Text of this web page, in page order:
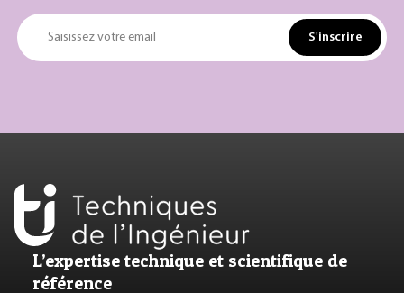
Saisissez votre email S'inscrire
L’expertise technique et scientifique de
référence